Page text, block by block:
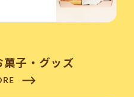
子・グッズ